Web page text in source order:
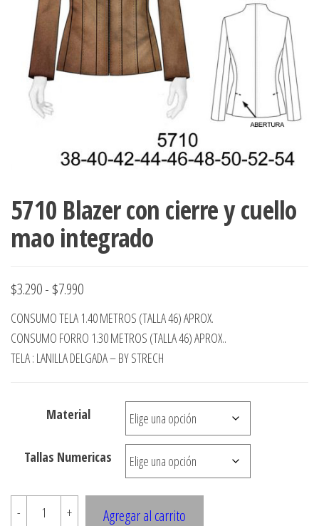
accumark ,
pdf , Moldes
Gerber ,
Graduaciones,
Ploteo y
Digitalización
accumark,
Moldes en
pdf, Moldes
Accumark
Chile.
5710 Blazer con cierre y cuello
mao integrado
$3.290- $7.990Rango
de
precios:
desde
hasta
CONSUMO TELA 1.40 METROS (TALLA 46) APROX.
CONSUMO FORRO 1.30 METROS (TALLA 46) APROX..
TELA : LANILLA DELGADA – BY STRECH
Material
Tallas Numericas
-
5710
+ Agregar al carrito